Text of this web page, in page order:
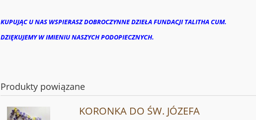
KUPUJĄC U NAS WSPIERASZ DOBROCZYNNE DZIEŁA FUNDACJI TALITHA CUM.
DZIĘKUJEMY W IMIENIU NASZYCH PODOPIECZNYCH.
Produkty powiązane
KORONKA DO ŚW. JÓZEFA